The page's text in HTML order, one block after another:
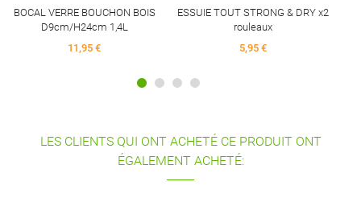
BOCAL VERRE BOUCHON BOIS
D9cm/H24cm 1,4L
11,95 €
ESSUIE TOUT STRONG & DRY x2
rouleaux
5,95 €
LES CLIENTS QUI ONT ACHETÉ CE PRODUIT ONT
ÉGALEMENT ACHETÉ: